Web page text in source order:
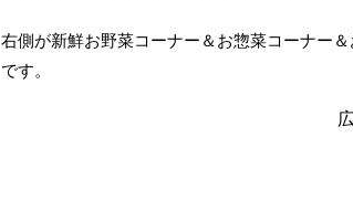
右側が新鮮お野菜コーナー＆お惣菜コーナー
です。